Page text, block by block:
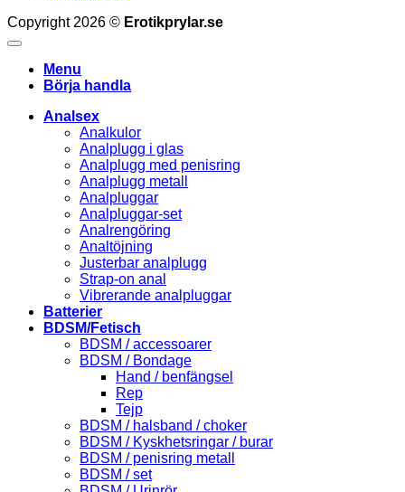
Copyright 2026 © Erotikprylar.se
Menu
Börja handla
Analsex
Analkulor
Analplugg i glas
Analplugg med penisring
Analplugg metall
Analpluggar
Analpluggar-set
Analrengöring
Analtöjning
Justerbar analplugg
Strap-on anal
Vibrerande analpluggar
Batterier
BDSM/Fetisch
BDSM / accessoarer
BDSM / Bondage
Hand / benfängsel
Rep
Tejp
BDSM / halsband / choker
BDSM / Kyskhetsringar / burar
BDSM / penisring metall
BDSM / set